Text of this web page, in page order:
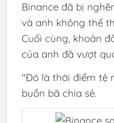
Binance đã bị
và anh không thể
Cuối cùng, khoản
của anh đã vượt
"Đó là thời điểm tệ
buồn bã chia sẻ.